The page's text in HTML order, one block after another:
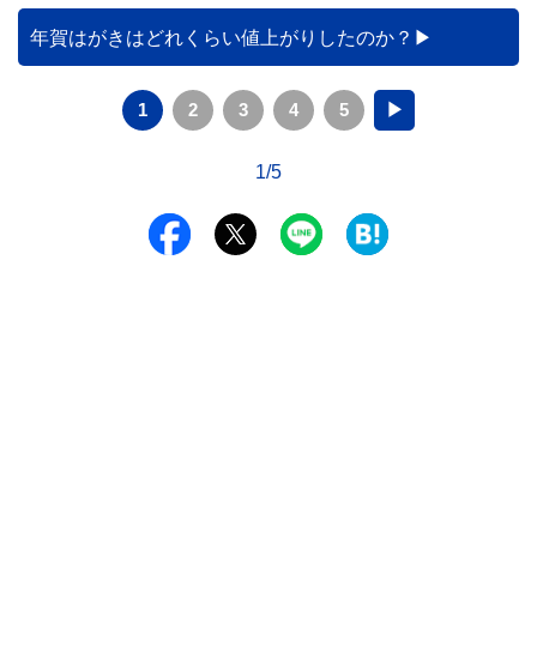
年賀はがきはどれくらい値上がりしたのか？
1 2 3 4 5 ▶
1/5